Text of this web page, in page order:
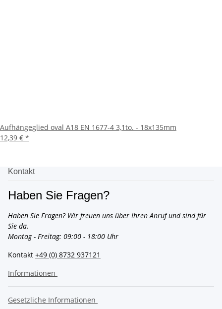
Aufhängeglied oval A18 EN 1677-4 3,1to. - 18x135mm
12,39 € *
Kontakt
Haben Sie Fragen?
Haben Sie Fragen? Wir freuen uns über Ihren Anruf und sind für
Sie da.
Montag - Freitag: 09:00 - 18:00 Uhr
Kontakt +49 (0) 8732 937121
Informationen
Gesetzliche Informationen